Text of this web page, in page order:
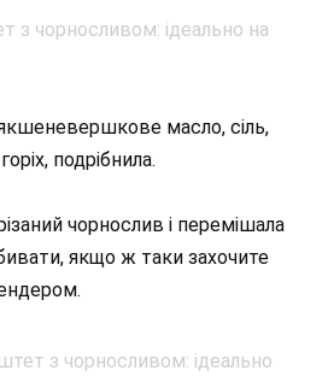
масло, сіль,
подрібнила.
чорнослив і перемішала
якщо ж таки захочите